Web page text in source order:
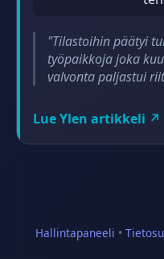
"Tilastoihin päätyi
työpaikkoja joka
valvonta paljastui
Lue Ylen artikkeli ↗
Hallintapaneeli •